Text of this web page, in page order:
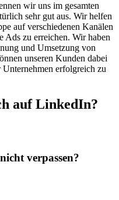
wir uns im gesamten
sehr gut aus. Wir helfen
auf verschiedenen Kanälen
Ads zu erreichen. Wir haben
und Umsetzung von
unseren Kunden dabei
erfolgreich zu
auf LinkedIn?
verpassen?